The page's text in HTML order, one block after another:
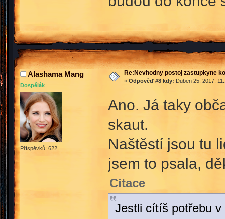
Alashama Mang
Dospělák
Příspěvků: 622
Re:Nevhodny postoj zastupkyne
« Odpověď #8 kdy: Duben 25, 2017,
Ano. Já taky
skaut.
Naštěstí jsou tu
jsem to psala,
Citace
Jestli cítíš potřebu